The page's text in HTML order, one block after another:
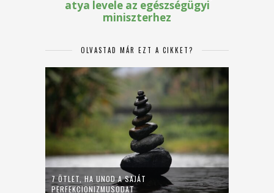
OLVASTAD MÁR EZT A CIKKET?
7 ÖTLET, HA UNOD A SAJÁT
PERFEKCIONIZMUSODAT